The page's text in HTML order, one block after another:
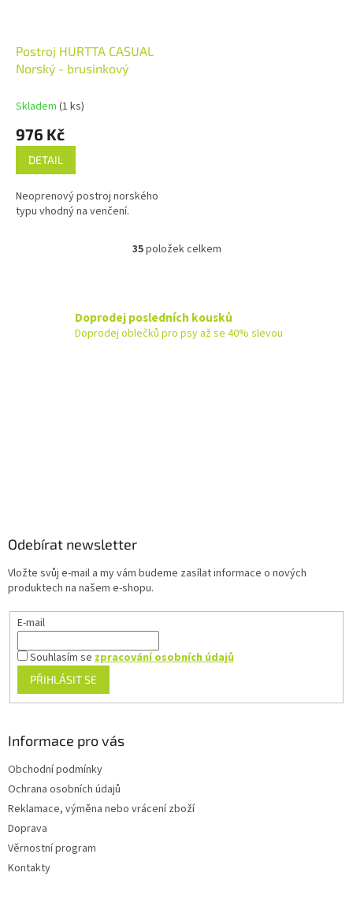
Postroj HURTTA CASUAL
Norský - brusinkový
Skladem (1 ks)
976 Kč
DETAIL
Neoprenový postroj norského
typu vhodný na venčení.
O
d
a
35položek celkem
Doprodej posledních kousků
Doprodej oblečků pro psy až se 40% slevou
Odebírat newsletter
Vložte svůj e-mail a my vám budeme zasílat informace o nových
produktech na našem e-shopu.
E-mail
Souhlasím sezpracování osobních údajů
PŘIHLÁSIT SE
Informace pro vás
Obchodní podmínky
Ochrana osobních údajů
Reklamace, výměna nebo vrácení zboží
Doprava
Věrnostní program
Kontakty